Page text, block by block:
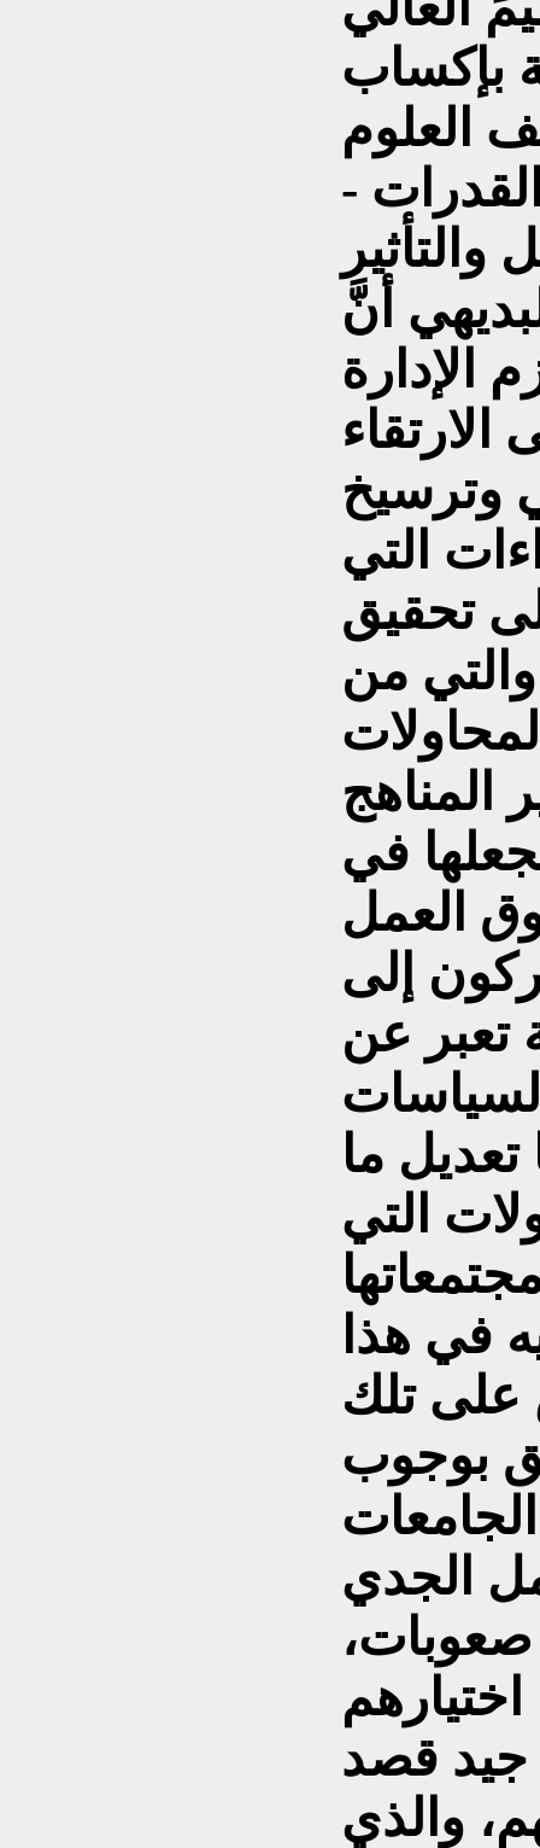
بإكساب
العلوم
-
أنَّ
الإدارة
وترسيخ
التي
تحقيق
والتي من
المناهج
في
العمل
إلى
تعبر عن
لسياسات
تعديل ما
التي
في هذا
على تلك
بوجوب
الجدي
صعوبات،
جيد قصد
والذي